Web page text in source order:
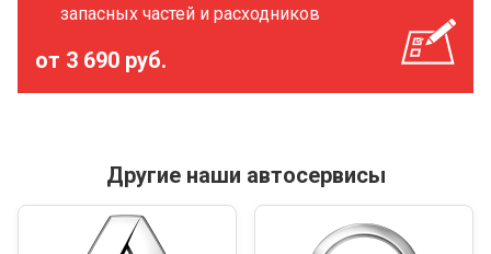
запасных частей и расходников
от 3 690 руб.
Другие наши автосервисы